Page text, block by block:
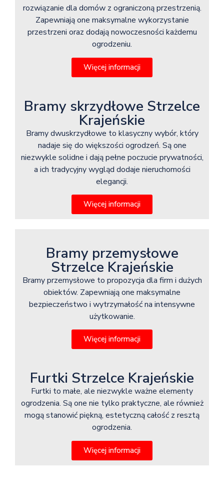
rozwiązanie dla domów z ograniczoną przestrzenią.
Zapewniają one maksymalne wykorzystanie
przestrzeni oraz dodają nowoczesności każdemu
ogrodzeniu.
Więcej informacji
Bramy skrzydłowe Strzelce
Krajeńskie
Bramy dwuskrzydłowe to klasyczny wybór, który
nadaje się do większości ogrodzeń. Są one
niezwykle solidne i dają pełne poczucie prywatności,
a ich tradycyjny wygląd dodaje nieruchomości
elegancji.
Więcej informacji
Bramy przemysłowe
Strzelce Krajeńskie
Bramy przemysłowe to propozycja dla firm i dużych
obiektów. Zapewniają one maksymalne
bezpieczeństwo i wytrzymałość na intensywne
użytkowanie.
Więcej informacji
Furtki Strzelce Krajeńskie
Furtki to małe, ale niezwykle ważne elementy
ogrodzenia. Są one nie tylko praktyczne, ale również
mogą stanowić piękną, estetyczną całość z resztą
ogrodzenia.
Więcej informacji